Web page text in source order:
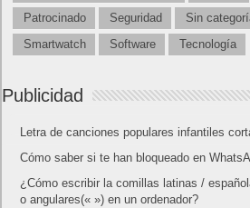
Patrocinado
Seguridad
Sin
Smartwatch
Software Tecnología
Publicidad
Letra de canciones populares infantiles
Cómo saber si te han bloqueado en
¿Cómo escribir la comillas latinas /
o angulares(« ») en un ordenador?